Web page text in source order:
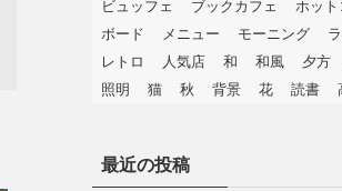
ビュッフェ
ブックカフェ
ホット
ボード
メニュー モーニング
レトロ
人気店 和 和風 夕方
照明
猫 秋 背景 花 読書
最近の投稿